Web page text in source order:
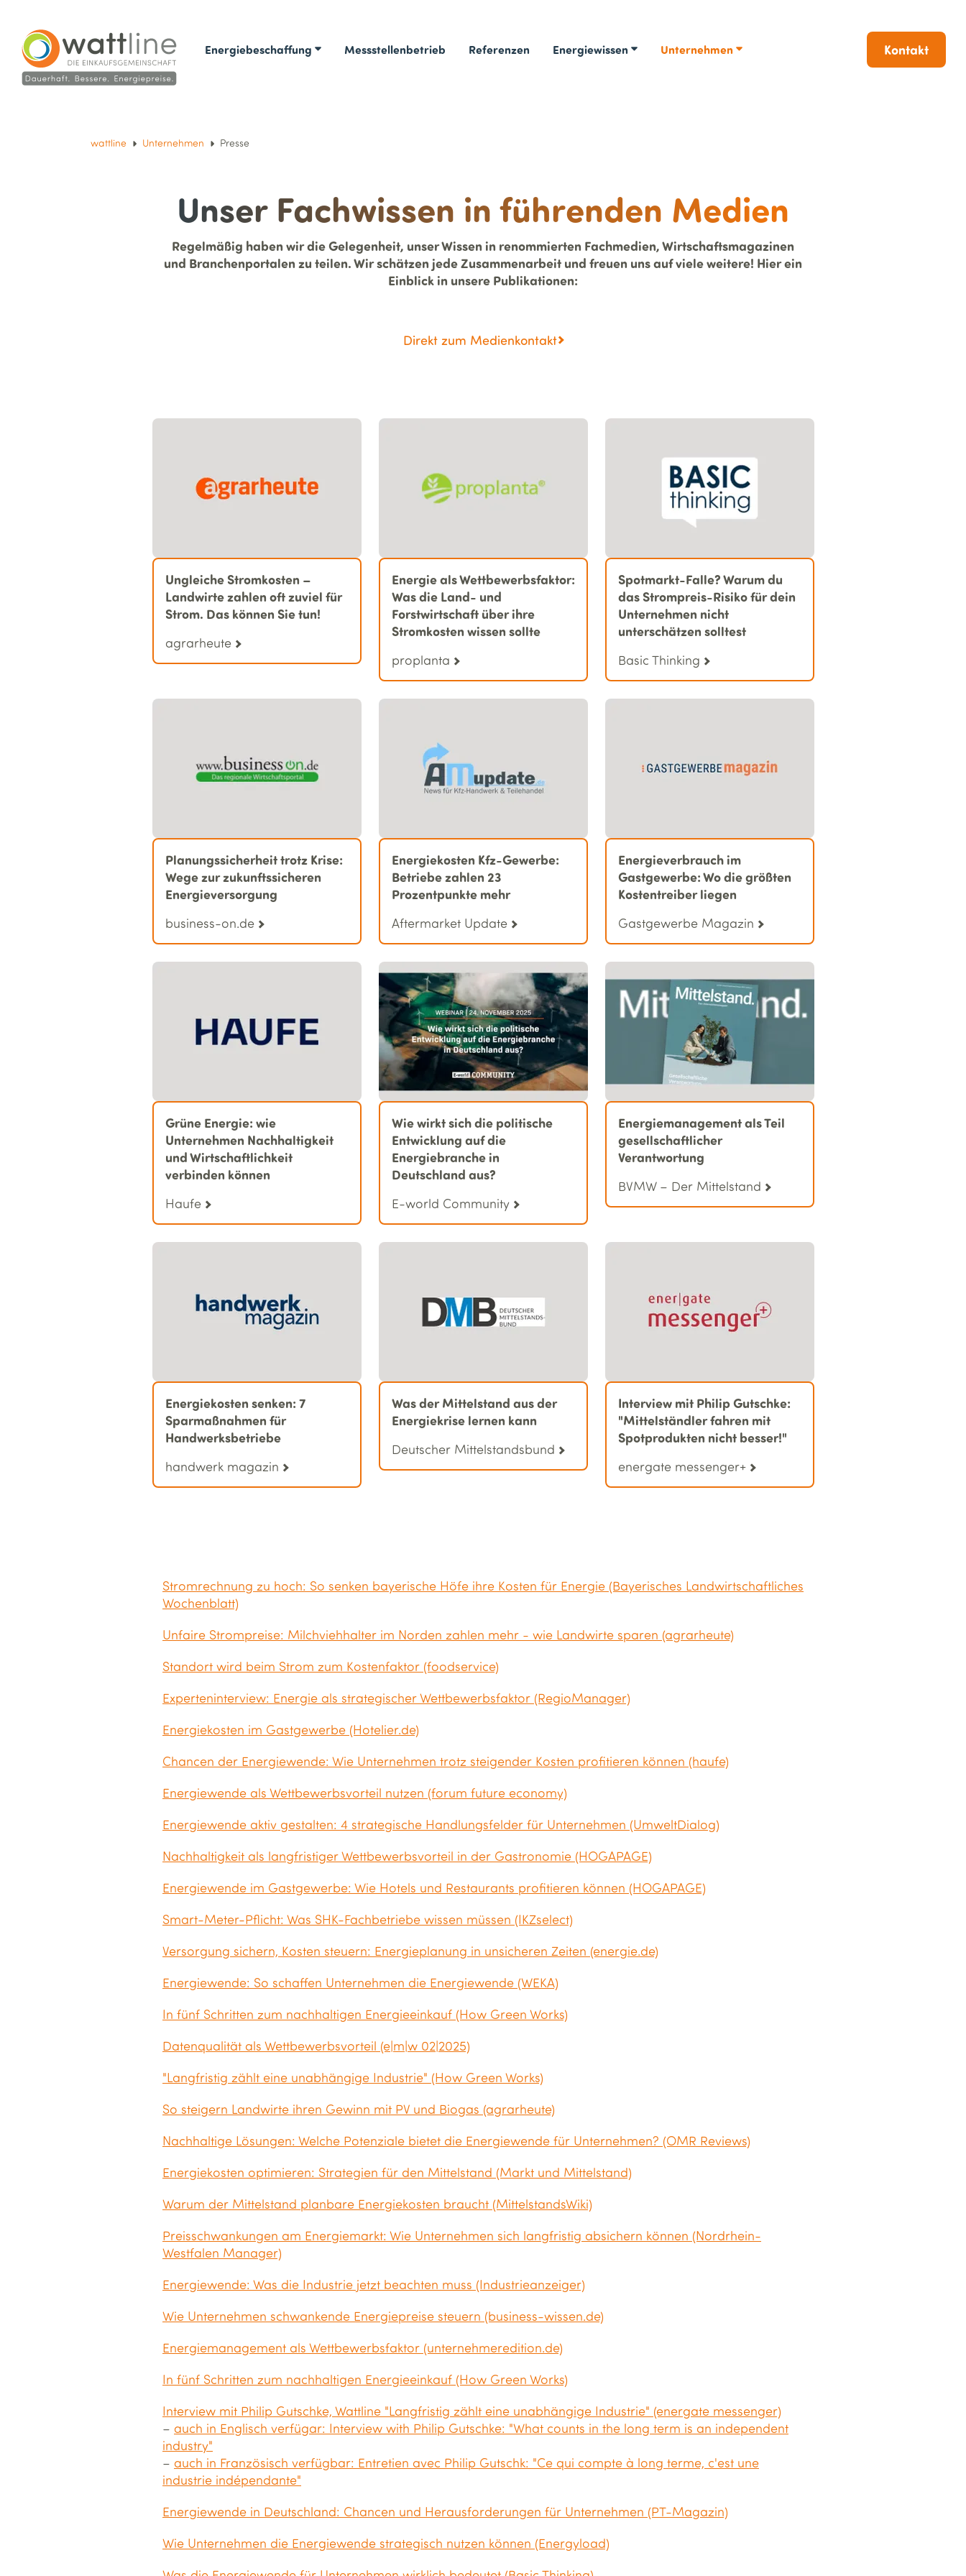
Energiebeschaffung Messstellenbetrieb Referenzen Energiewissen Unternehmen Kontakt
wattline Unternehmen Presse
Unser Fachwissen in führenden Medien
Regelmäßig haben wir die Gelegenheit, unser Wissen in renommierten Fachmedien, Wirtschaftsmagazinen
und Branchenportalen zu teilen. Wir schätzen jede Zusammenarbeit und freuen uns auf viele weitere! Hier ein
Einblick in unsere Publikationen:
Direkt zum Medienkontakt
Ungleiche Stromkosten –
Landwirte zahlen oft zuviel für
Strom. Das können Sie tun!
agrarheute
Energie als Wettbewerbsfaktor:
Was die Land- und
Forstwirtschaft über ihre
Stromkosten wissen sollte
proplanta
Spotmarkt-Falle? Warum du
das Strompreis-Risiko für dein
Unternehmen nicht
unterschätzen solltest
Basic Thinking
Planungssicherheit trotz Krise:
Wege zur zukunftssicheren
Energieversorgung
business-on.de
Energiekosten Kfz-Gewerbe:
Betriebe zahlen 23
Prozentpunkte mehr
Aftermarket Update
Energieverbrauch im
Gastgewerbe: Wo die größten
Kostentreiber liegen
Gastgewerbe Magazin
Grüne Energie: wie
Unternehmen Nachhaltigkeit
und Wirtschaftlichkeit
verbinden können
Haufe
Wie wirkt sich die politische
Entwicklung auf die
Energiebranche in
Deutschland aus?
E-world Community
Energiemanagement als Teil
gesellschaftlicher
Verantwortung
BVMW – Der Mittelstand
Energiekosten senken: 7
Sparmaßnahmen für
Handwerksbetriebe
handwerk magazin
Was der Mittelstand aus der
Energiekrise lernen kann
Deutscher Mittelstandsbund
Interview mit Philip Gutschke:
"Mittelständler fahren mit
Spotprodukten nicht besser!"
energate messenger+
Stromrechnung zu hoch: So senken bayerische Höfe ihre Kosten für Energie (Bayerisches Landwirtschaftliches
Wochenblatt)
Unfaire Strompreise: Milchviehhalter im Norden zahlen mehr - wie Landwirte sparen (agrarheute)
Standort wird beim Strom zum Kostenfaktor (foodservice)
Experteninterview: Energie als strategischer Wettbewerbsfaktor (RegioManager)
Energiekosten im Gastgewerbe (Hotelier.de)
Chancen der Energiewende: Wie Unternehmen trotz steigender Kosten profitieren können (haufe)
Energiewende als Wettbewerbsvorteil nutzen (forum future economy)
Energiewende aktiv gestalten: 4 strategische Handlungsfelder für Unternehmen (UmweltDialog)
Nachhaltigkeit als langfristiger Wettbewerbsvorteil in der Gastronomie (HOGAPAGE)
Energiewende im Gastgewerbe: Wie Hotels und Restaurants profitieren können (HOGAPAGE)
Smart-Meter-Pflicht: Was SHK-Fachbetriebe wissen müssen (IKZselect)
Versorgung sichern, Kosten steuern: Energieplanung in unsicheren Zeiten (energie.de)
Energiewende: So schaffen Unternehmen die Energiewende (WEKA)
In fünf Schritten zum nachhaltigen Energieeinkauf (How Green Works)
Datenqualität als Wettbewerbsvorteil (e|m|w 02|2025)
"Langfristig zählt eine unabhängige Industrie" (How Green Works)
So steigern Landwirte ihren Gewinn mit PV und Biogas (agrarheute)
Nachhaltige Lösungen: Welche Potenziale bietet die Energiewende für Unternehmen? (OMR Reviews)
Energiekosten optimieren: Strategien für den Mittelstand (Markt und Mittelstand)
Warum der Mittelstand planbare Energiekosten braucht (MittelstandsWiki)
Preisschwankungen am Energiemarkt: Wie Unternehmen sich langfristig absichern können (Nordrhein-
Westfalen Manager)
Energiewende: Was die Industrie jetzt beachten muss (Industrieanzeiger)
Wie Unternehmen schwankende Energiepreise steuern (business-wissen.de)
Energiemanagement als Wettbewerbsfaktor (unternehmeredition.de)
In fünf Schritten zum nachhaltigen Energieeinkauf (How Green Works)
Interview mit Philip Gutschke, Wattline "Langfristig zählt eine unabhängige Industrie" (energate messenger)
– auch in Englisch verfügar: Interview with Philip Gutschke: "What counts in the long term is an independent
industry"
– auch in Französisch verfügbar: Entretien avec Philip Gutschk: "Ce qui compte à long terme, c'est une
industrie indépendante"
Energiewende in Deutschland: Chancen und Herausforderungen für Unternehmen (PT-Magazin)
Wie Unternehmen die Energiewende strategisch nutzen können (Energyload)